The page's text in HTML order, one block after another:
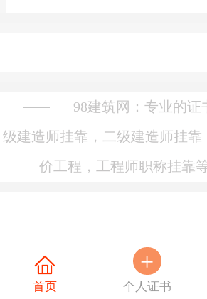
98建筑网：专业的
级建造师挂靠，二级建造师挂靠
价工程，工程师职称挂靠

首页
+
个人证书